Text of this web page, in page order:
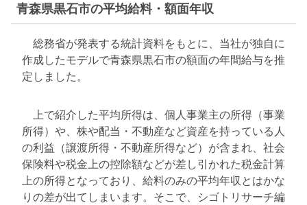
青森県黒石市の平均給料・額面年収
総務省が発表する統計資料をもとに、当社が独自に
作成したモデルで青森県黒石市の額面の年間給与を推
定しました。
上で紹介した平均所得は、個人事業主の所得（事業
所得）や、株や配当・不動産など資産を持っている人
の利益（譲渡所得・不動産所得など）が含まれ、社会
保険料や税金上の控除額などが差し引かれた税金計算
上の所得となっており、給料のみの平均年収とはかな
りの差が出てしまいます。そこで、シゴトリサーチ編